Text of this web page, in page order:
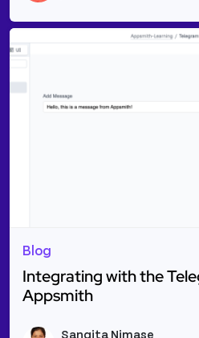
Blog
Integrating with the
Appsmith
Sangita Nimase